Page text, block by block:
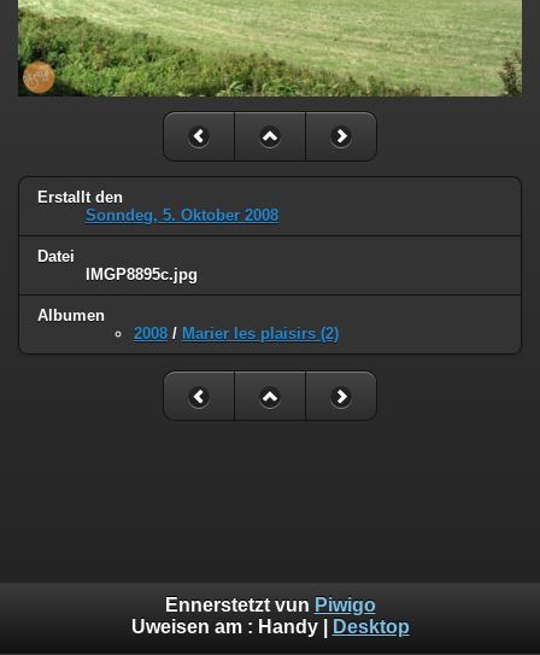
Erstallt den
Sonndeg, 5. Oktober 2008
Datei
IMGP8895c.jpg
Albumen
2008 / Marier les plaisirs (2)
Ennerstetzt vun Piwigo
Uweisen am : Handy| Desktop